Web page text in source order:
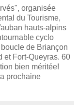
organisée
du Tourisme,
hauts-alpins
cyclo
de Briançon
et Fort-Queyras. 60
bien méritée!
prochaine